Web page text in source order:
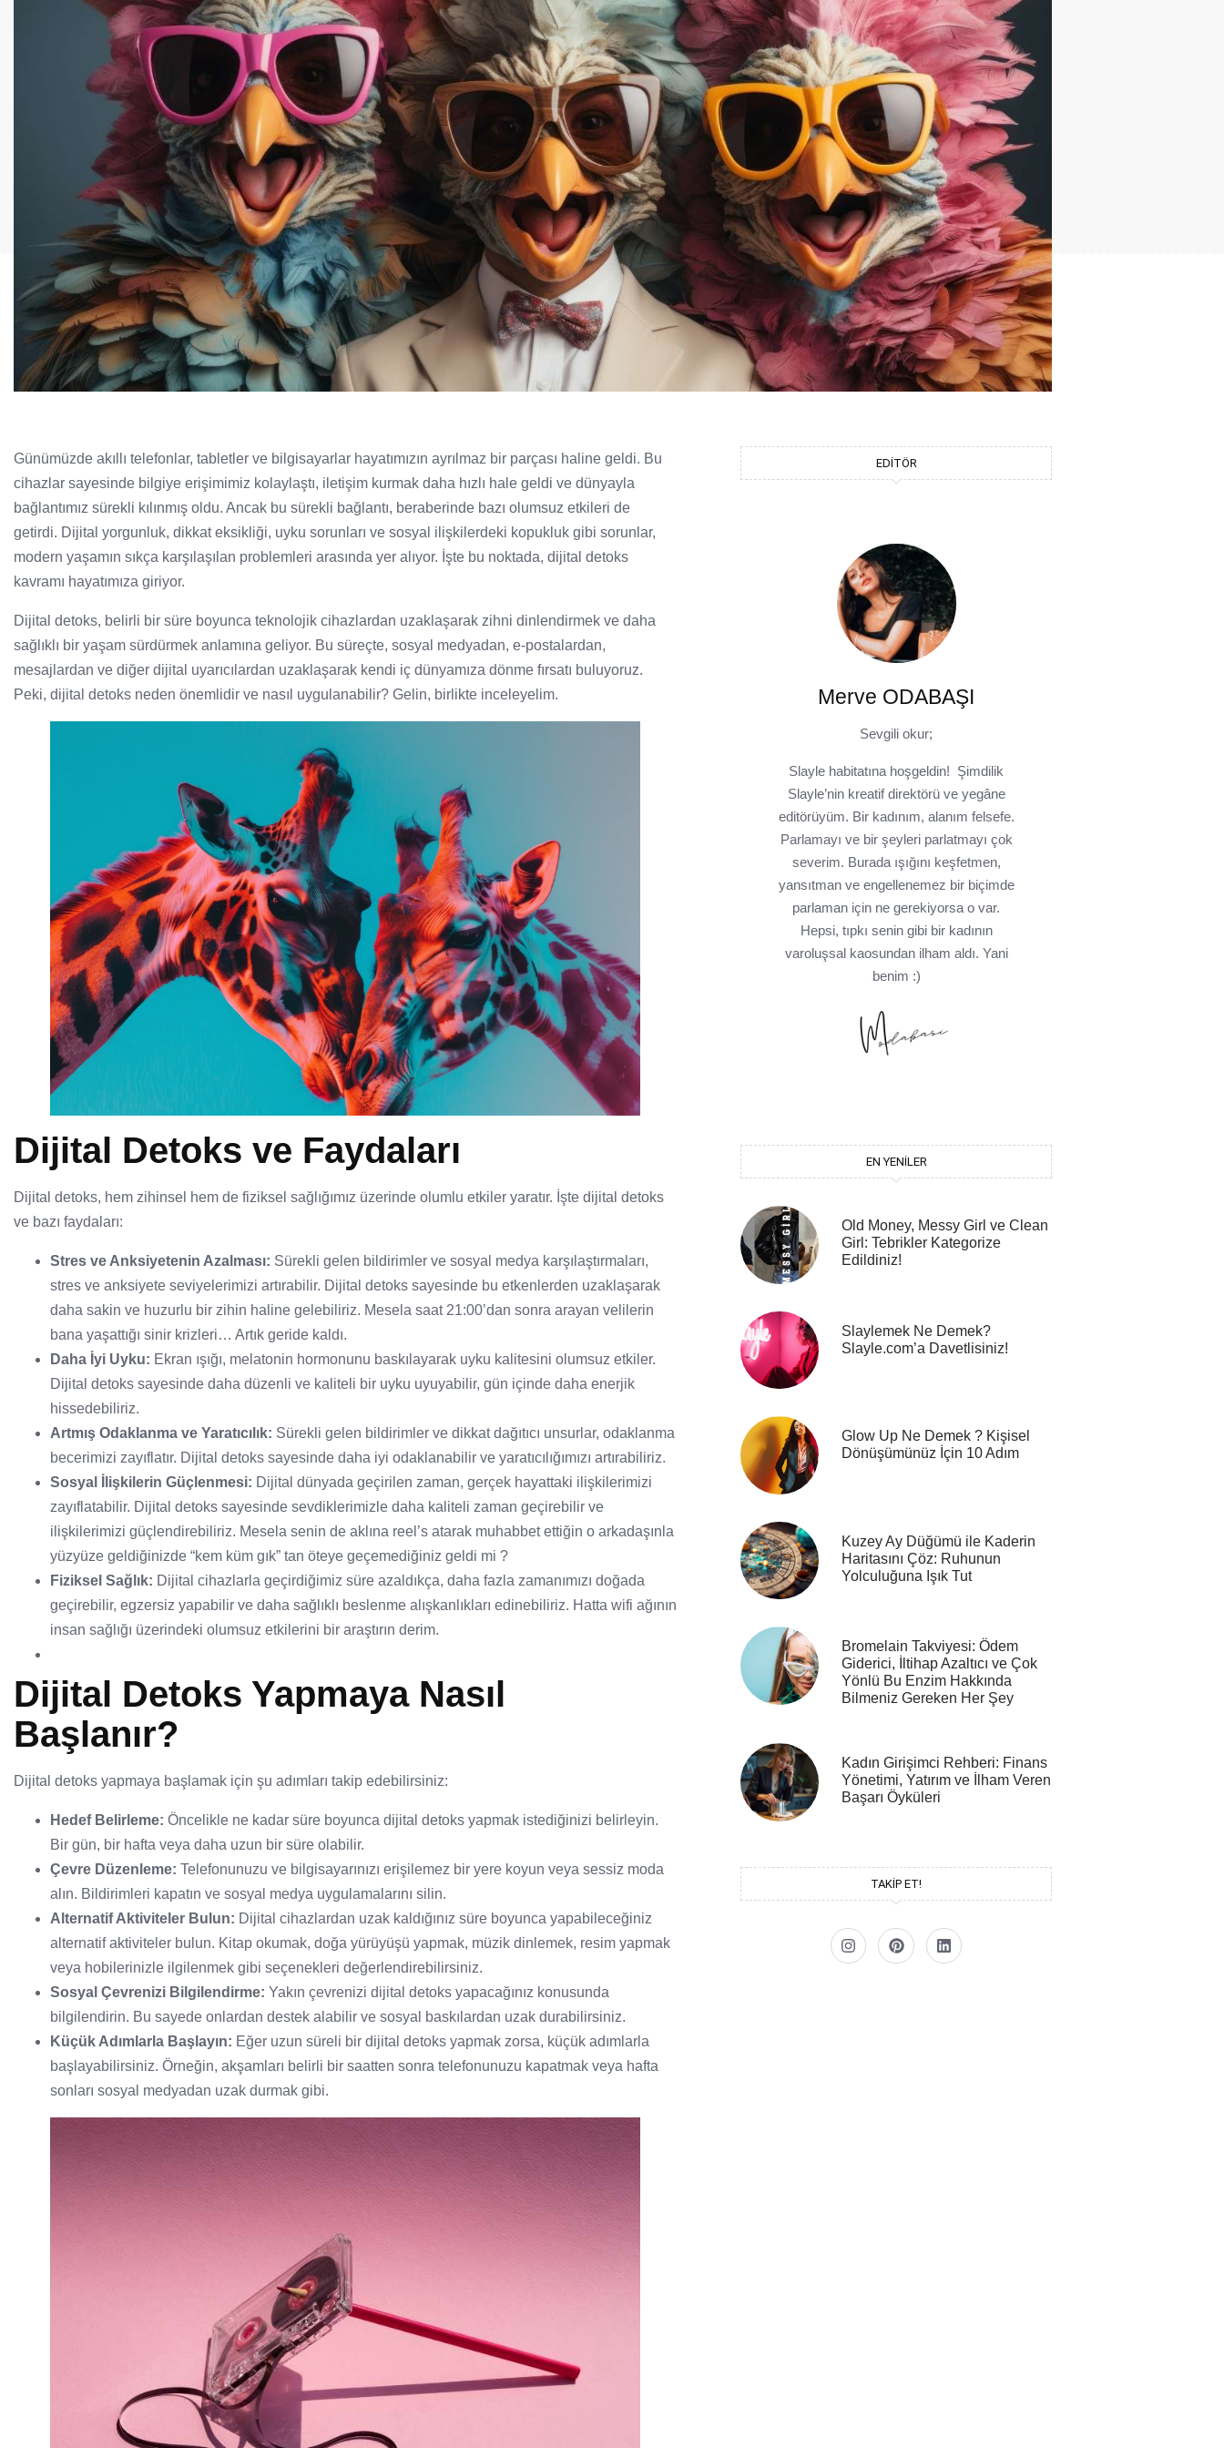
Günümüzde akıllı telefonlar, tabletler ve bilgisayarlar hayatımızın ayrılmaz bir parçası haline geldi. Bu
cihazlar sayesinde bilgiye erişimimiz kolaylaştı, iletişim kurmak daha hızlı hale geldi ve dünyayla
bağlantımız sürekli kılınmış oldu. Ancak bu sürekli bağlantı, beraberinde bazı olumsuz etkileri de
getirdi. Dijital yorgunluk, dikkat eksikliği, uyku sorunları ve sosyal ilişkilerdeki kopukluk gibi sorunlar,
modern yaşamın sıkça karşılaşılan problemleri arasında yer alıyor. İşte bu noktada, dijital detoks
kavramı hayatımıza giriyor.
Dijital detoks, belirli bir süre boyunca teknolojik cihazlardan uzaklaşarak zihni dinlendirmek ve daha
sağlıklı bir yaşam sürdürmek anlamına geliyor. Bu süreçte, sosyal medyadan, e-postalardan,
mesajlardan ve diğer dijital uyarıcılardan uzaklaşarak kendi iç dünyamıza dönme fırsatı buluyoruz.
Peki, dijital detoks neden önemlidir ve nasıl uygulanabilir? Gelin, birlikte inceleyelim.
Dijital Detoks ve Faydaları
Dijital detoks, hem zihinsel hem de fiziksel sağlığımız üzerinde olumlu etkiler yaratır. İşte dijital detoks
ve bazı faydaları:
Stres ve Anksiyetenin Azalması: Sürekli gelen bildirimler ve sosyal medya karşılaştırmaları,
stres ve anksiyete seviyelerimizi artırabilir. Dijital detoks sayesinde bu etkenlerden uzaklaşarak
daha sakin ve huzurlu bir zihin haline gelebiliriz. Mesela saat 21:00’dan sonra arayan velilerin
bana yaşattığı sinir krizleri… Artık geride kaldı.
Daha İyi Uyku: Ekran ışığı, melatonin hormonunu baskılayarak uyku kalitesini olumsuz etkiler.
Dijital detoks sayesinde daha düzenli ve kaliteli bir uyku uyuyabilir, gün içinde daha enerjik
hissedebiliriz.
Artmış Odaklanma ve Yaratıcılık: Sürekli gelen bildirimler ve dikkat dağıtıcı unsurlar, odaklanma
becerimizi zayıflatır. Dijital detoks sayesinde daha iyi odaklanabilir ve yaratıcılığımızı artırabiliriz.
Sosyal İlişkilerin Güçlenmesi: Dijital dünyada geçirilen zaman, gerçek hayattaki ilişkilerimizi
zayıflatabilir. Dijital detoks sayesinde sevdiklerimizle daha kaliteli zaman geçirebilir ve
ilişkilerimizi güçlendirebiliriz. Mesela senin de aklına reel’s atarak muhabbet ettiğin o arkadaşınla
yüzyüze geldiğinizde “kem küm gık” tan öteye geçemediğiniz geldi mi ?
Fiziksel Sağlık: Dijital cihazlarla geçirdiğimiz süre azaldıkça, daha fazla zamanımızı doğada
geçirebilir, egzersiz yapabilir ve daha sağlıklı beslenme alışkanlıkları edinebiliriz. Hatta wifi ağının
insan sağlığı üzerindeki olumsuz etkilerini bir araştırın derim.
Dijital Detoks Yapmaya Nasıl
Başlanır?
Dijital detoks yapmaya başlamak için şu adımları takip edebilirsiniz:
Hedef Belirleme: Öncelikle ne kadar süre boyunca dijital detoks yapmak istediğinizi belirleyin.
Bir gün, bir hafta veya daha uzun bir süre olabilir.
Çevre Düzenleme: Telefonunuzu ve bilgisayarınızı erişilemez bir yere koyun veya sessiz moda
alın. Bildirimleri kapatın ve sosyal medya uygulamalarını silin.
Alternatif Aktiviteler Bulun: Dijital cihazlardan uzak kaldığınız süre boyunca yapabileceğiniz
alternatif aktiviteler bulun. Kitap okumak, doğa yürüyüşü yapmak, müzik dinlemek, resim yapmak
veya hobilerinizle ilgilenmek gibi seçenekleri değerlendirebilirsiniz.
Sosyal Çevrenizi Bilgilendirme: Yakın çevrenizi dijital detoks yapacağınız konusunda
bilgilendirin. Bu sayede onlardan destek alabilir ve sosyal baskılardan uzak durabilirsiniz.
Küçük Adımlarla Başlayın: Eğer uzun süreli bir dijital detoks yapmak zorsa, küçük adımlarla
başlayabilirsiniz. Örneğin, akşamları belirli bir saatten sonra telefonunuzu kapatmak veya hafta
sonları sosyal medyadan uzak durmak gibi.
EDITÖR
Merve ODABAŞI
Sevgili okur;
Slayle habitatına hoşgeldin! Şimdilik
Slayle’nin kreatif direktörü ve yegâne
editörüyüm. Bir kadınım, alanım felsefe.
Parlamayı ve bir şeyleri parlatmayı çok
severim. Burada ışığını keşfetmen,
yansıtman ve engellenemez bir biçimde
parlaman için ne gerekiyorsa o var.
Hepsi, tıpkı senin gibi bir kadının
varoluşsal kaosundan ilham aldı. Yani
benim :)
EN YENILER
Old Money, Messy Girl ve Clean
Girl: Tebrikler Kategorize
Edildiniz!
Slaylemek Ne Demek?
Slayle.com’a Davetlisiniz!
Glow Up Ne Demek ? Kişisel
Dönüşümünüz İçin 10 Adım
Kuzey Ay Düğümü ile Kaderin
Haritasını Çöz: Ruhunun
Yolculuğuna Işık Tut
Bromelain Takviyesi: Ödem
Giderici, İltihap Azaltıcı ve Çok
Yönlü Bu Enzim Hakkında
Bilmeniz Gereken Her Şey
Kadın Girişimci Rehberi: Finans
Yönetimi, Yatırım ve İlham Veren
Başarı Öyküleri
TAKİP ET!